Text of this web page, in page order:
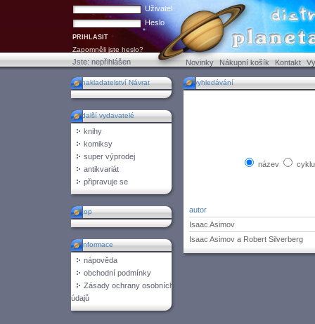
Uživatel
Heslo
Zapomněli jste heslo?
Jste:nepřihlášen Novinky Nákupní košík Kontakt
nakladatelství Návrat
další vydavatelé
knihy
komiksy
super výprodej
antikvariát
připravuje se
top
informace
nápověda
obchodní podmínky
Zásady ochrany osobních
údajů
vyhledávání
název
autor
Isaac Asimov
Isaac Asimov a Robert Silverberg